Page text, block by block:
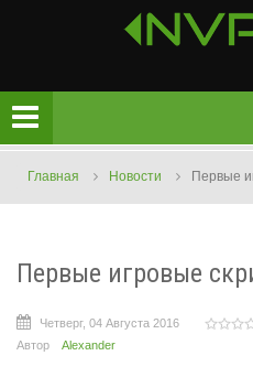
Главная Новости Первые
Первые игровые
Четверг, 04 Августа 2016
Автор
Alexander